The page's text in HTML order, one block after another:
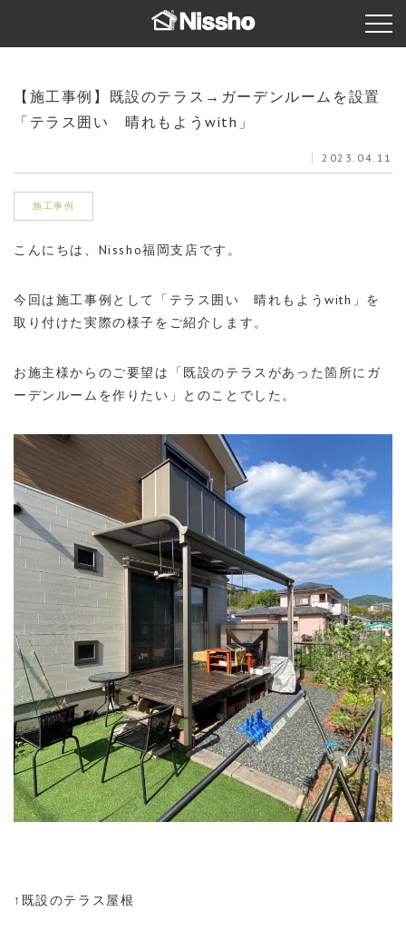
【施工事例】既設のテラス→ガーデンルームを設置
「テラス囲い 晴れもようwith」
2023.04.11
施工事例
こんにちは、Nissho福岡支店です。
今回は施工事例として「テラス囲い 晴れもようwith」を
取り付けた実際の様子をご紹介します。
お施主様からのご要望は「既設のテラスがあった箇所にガ
ーデンルームを作りたい」とのことでした。
↑既設のテラス屋根